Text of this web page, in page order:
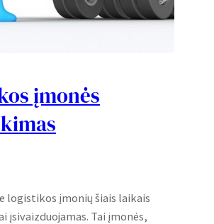
įmonės
logistikos įmonių šiais laikais
įsivaizduojamas. Tai įmonės,